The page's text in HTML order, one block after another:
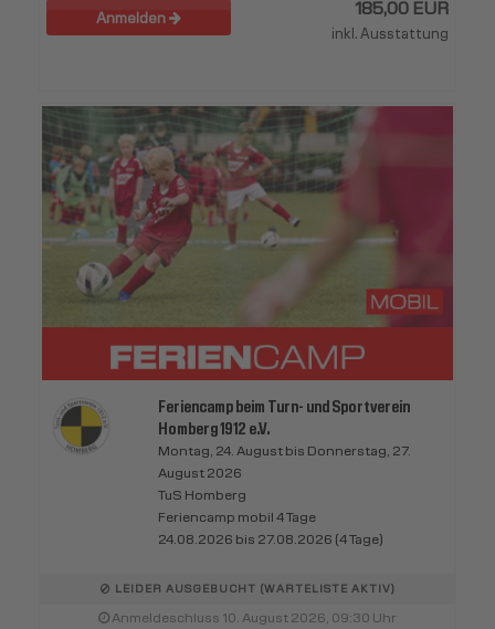
Anmelden 185,00 EUR
inkl. Ausstattung
Feriencamp beim Turn- und Sportverein
Homberg 1912 e.V.
Montag, 24. August bis Donnerstag, 27.
August 2026
TuS Homberg
Feriencamp mobil 4 Tage
24.08.2026 bis 27.08.2026 (4 Tage)
LEIDER AUSGEBUCHT (WARTELISTE AKTIV)
Anmeldeschluss 10. August 2026, 09:30 Uhr